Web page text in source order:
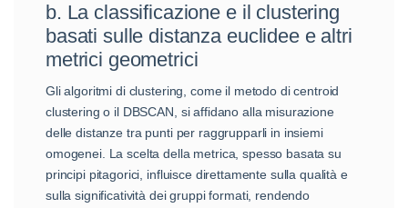
b. La classificazione e il clustering
basati sulle distanza euclidee e altri
metrici geometrici
Gli algoritmi di clustering, come il metodo di centroid
clustering o il DBSCAN, si affidano alla misurazione
delle distanze tra punti per raggrupparli in insiemi
omogenei. La scelta della metrica, spesso basata su
principi pitagorici, influisce direttamente sulla qualità e
sulla significatività dei gruppi formati, rendendo